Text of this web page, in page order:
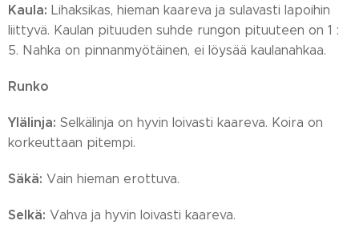
Kaula: Lihaksikas, hieman kaareva ja sulavasti lapoihin
liittyvä. Kaulan pituuden suhde rungon pituuteen on 1 :
5. Nahka on pinnanmyötäinen, ei löysää kaulanahkaa.
Runko
Ylälinja: Selkälinja on hyvin loivasti kaareva. Koira on
korkeuttaan pitempi.
Säkä: Vain hieman erottuva.
Selkä: Vahva ja hyvin loivasti kaareva.